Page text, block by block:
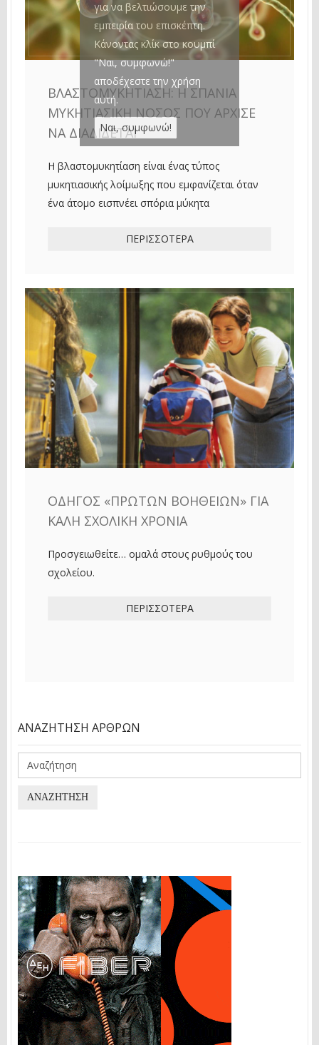
για να βελτιώσουμε την
εμπειρία του επισκέπτη.
Κάνοντας κλίκ στο κουμπί
"Ναι, συμφωνώ!"
αποδέχεστε την χρήση
αυτή.
ΒΛΑΣΤΟΜΥΚΗΤΊΑΣΗ: Η ΣΠΆΝΙΑ
ΜΥΚΗΤΙΑΣΙΚΉ ΝΌΣΟΣ ΠΟΥ ΆΡΧΙΣΕ
ΝΑ ΔΙΑΔΊΔΕΤΑΙ
Η βλαστομυκητίαση είναι ένας τύπος
μυκητιασικής λοίμωξης που εμφανίζεται όταν
ένα άτομο εισπνέει σπόρια μύκητα
ΠΕΡΙΣΣΌΤΕΡΑ
ΟΔΗΓΌΣ «ΠΡΏΤΩΝ ΒΟΗΘΕΙΏΝ» ΓΙΑ
ΚΑΛΉ ΣΧΟΛΙΚΉ ΧΡΟΝΙΆ
Προσγειωθείτε… ομαλά στους ρυθμούς του
σχολείου.
ΠΕΡΙΣΣΌΤΕΡΑ
ΑΝΑΖΉΤΗΣΗ ΆΡΘΡΩΝ